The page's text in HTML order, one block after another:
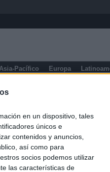
en un dispositivo, tales
únicos e
contenidos y anuncios,
así como para
socios podemos utilizar
las características de
Pacífico Europa